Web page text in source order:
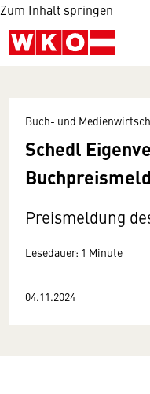
Zum Inhalt springen
Buch- und
Schedl
Preismeldung
Lesedauer: 1 Minute
04.11.2024